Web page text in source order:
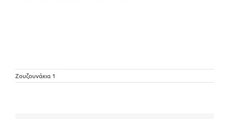
Ζουζουνάκια 1